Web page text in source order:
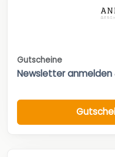
Gutscheine
Newsletter anmelden